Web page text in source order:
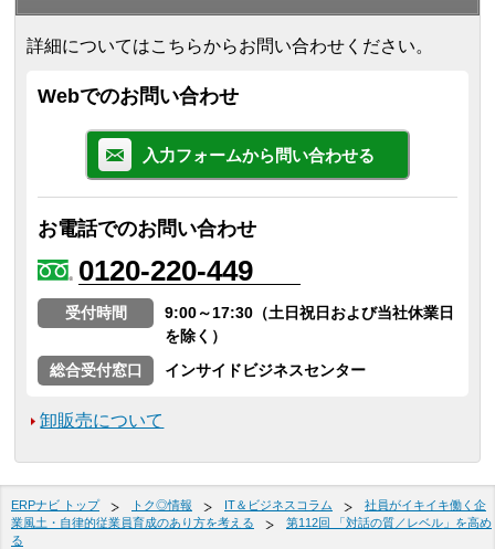
詳細についてはこちらからお問い合わせください。
Webでのお問い合わせ
入力フォームから問い合わせる
お電話でのお問い合わせ
0120-220-449
受付時間
9:00～17:30（土日祝日および当社休業日
を除く）
総合受付窓口
インサイドビジネスセンター
卸販売について
ERPナビ トップ トク◎情報 IT＆ビジネスコラム
社員がイキイキ働く企
業風土・自律的従業員育成のあり方を考える
第112回 「対話の質／レベル」を高め
る